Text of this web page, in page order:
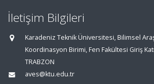
İletişim Bilgileri
Karadeniz Teknik Üniversitesi, Bilimsel
Koordinasyon Birimi, Fen Fakültesi Giriş
TRABZON
aves@ktu.edu.tr